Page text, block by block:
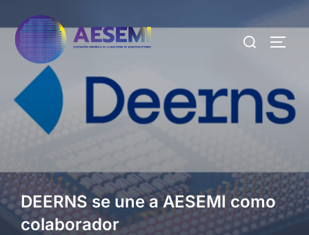
DEERNS se une a AESEMI como
colaborador